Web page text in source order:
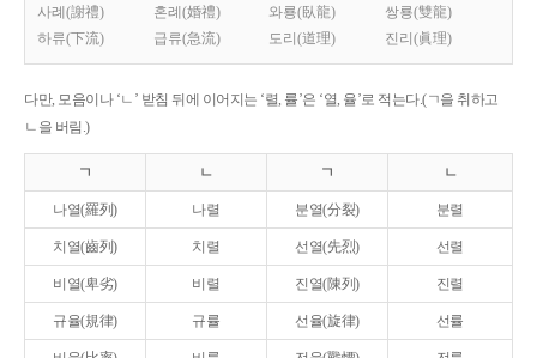
사례(謝禮)
혼례(婚禮) 와룡(臥龍)
쌍룡(雙龍)
하류(下流)
급류(急流) 도리(道理) 진리(眞理)
다만, 모음이나 ‘ㄴ’ 받침 뒤에 이어지는 ‘렬, 률’은 ‘열, 율’로 적는다.(ㄱ을 취하고
ㄴ을 버림.)
ㄱ ㄴ ㄱ ㄴ
나열(羅列) 나렬 분열(分裂) 분렬
치열(齒列) 치렬 선열(先烈) 선렬
비열(卑劣) 비렬 진열(陳列) 진렬
규율(規律) 규률 선율(旋律) 선률